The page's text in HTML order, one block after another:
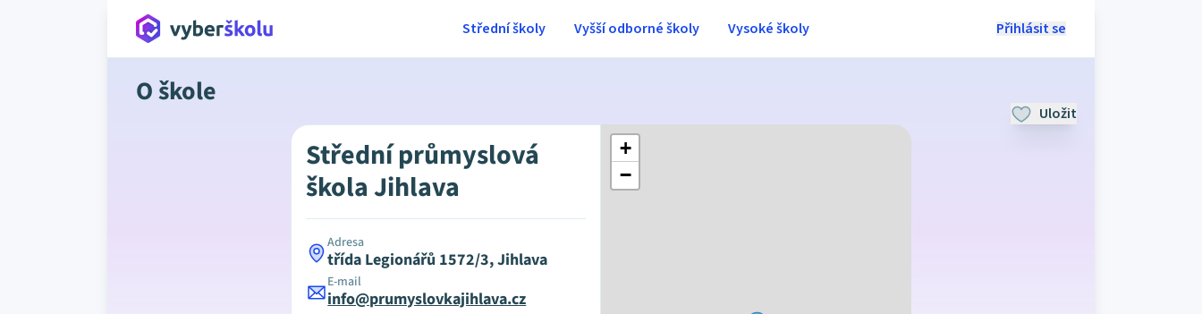
Přihlásit se
Střední školy Vyšší odborné školy Vysoké školy
O škole
Uložit
Střední průmyslová
škola Jihlava
Adresa
třída Legionářů 1572/3, Jihlava
E-mail
info@prumyslovkajihlava.cz
+
−